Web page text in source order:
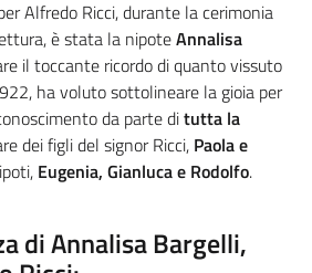
Alfredo Ricci, durante la cerimonia
è stata la nipoteAnnalisa
il toccante ricordo di quanto vissuto
ha voluto sottolineare la gioia per
da parte ditutta la
dei figli del signor Ricci, Paola e
Eugenia, Gianluca e Rodolfo.
di Annalisa Bargelli,